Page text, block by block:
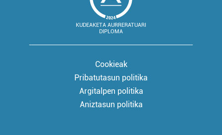
KUDEAKETA AURRERATUARI
DIPLOMA
Cookieak
Pribatutasun politika
Argitalpen politika
Aniztasun politika